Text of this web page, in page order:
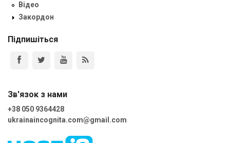
Відео
Закордон
Підпишіться
Зв'язок з нами
+38 050 9364428
ukrainaincognita.com@gmail.com